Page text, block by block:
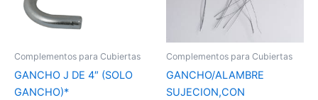
Complementos para Cubiertas
GANCHO J DE 4″ (SOLO
GANCHO)*
Complementos para Cubiertas
GANCHO/ALAMBRE
SUJECION,CON